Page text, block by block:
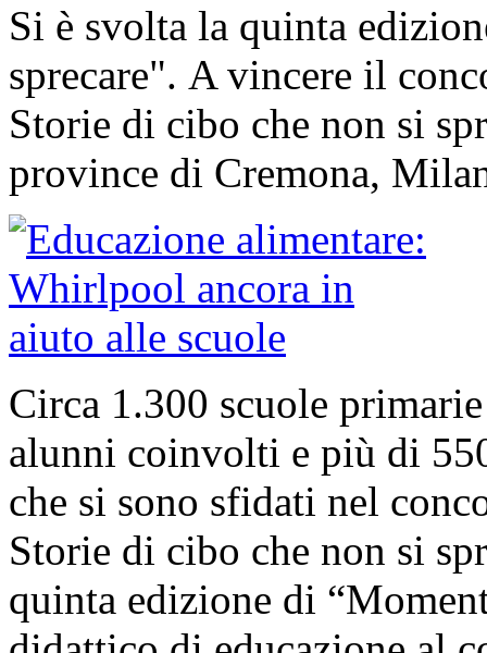
Si è svolta la quinta
sprecare". A vincere il
Storie di cibo che non si
province di Cremona,
Circa 1.300 scuole
alunni coinvolti e più di
che si sono sfidati nel
Storie di cibo che non si
quinta edizione di